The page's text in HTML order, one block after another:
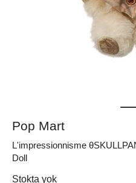
Pop Mart
L'impressionnisme
Doll
Stokta yok